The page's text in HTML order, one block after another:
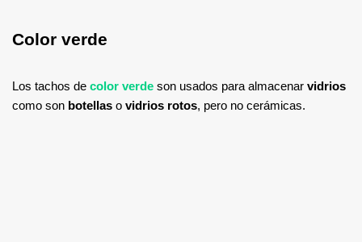
Color verde
Los tachos de color verde son usados para almacenar vidrios
como son botellas o vidrios rotos, pero no cerámicas.